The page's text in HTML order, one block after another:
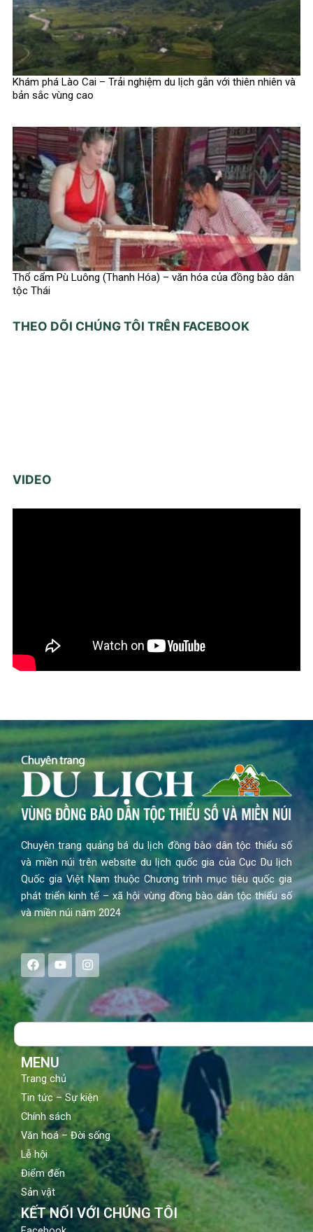
Khám phá Lào Cai – Trải nghiệm du lịch gắn với thiên nhiên và
bản sắc vùng cao
Thổ cẩm Pù Luông (Thanh Hóa) – văn hóa của đồng bào dân
tộc Thái
THEO DÕI CHÚNG TÔI TRÊN FACEBOOK
VIDEO
Chuyên trang quảng bá du lịch đồng bào dân tộc thiểu số
và miền núi trên website du lịch quốc gia của Cục Du lịch
Quốc gia Việt Nam thuộc Chương trình mục tiêu quốc gia
phát triển kinh tế – xã hội vùng đồng bào dân tộc thiểu số
và miền núi năm 2024
F
a
c
e
b
o
Y
o
u
t
u
b
I
n
s
a
g
Search
MENU
Trang chủ
Tin tức – Sự kiện
Chính sách
Văn hoá – Đời sống
Lễ hội
Điểm đến
Sản vật
KẾT NỐI VỚI CHÚNG TÔI